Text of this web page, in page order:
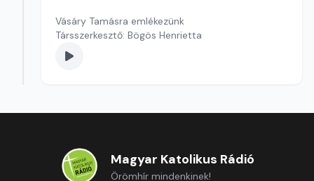
Vásáry Tamásra emlékezünk
Társszerkesztő: Bögös Henrietta
Magyar Katolikus Rádió
Örömhír mindenkinek!